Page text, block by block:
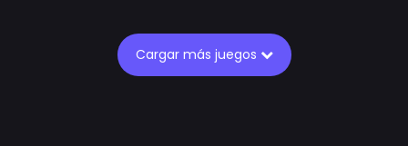
Cargar más juegos